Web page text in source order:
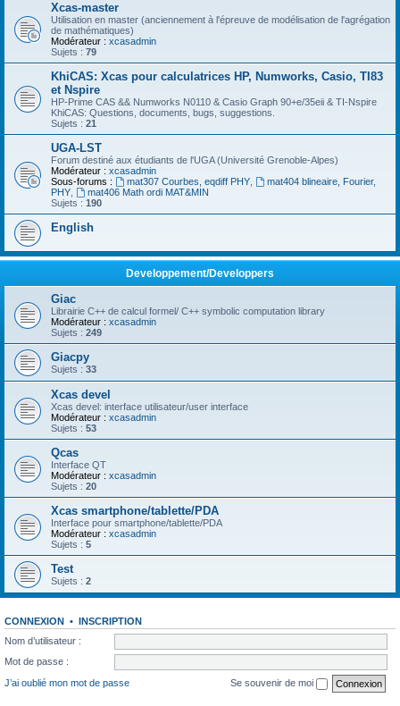
Xcas-master
Utilisation en master (anciennement à l'épreuve de modélisation de l'agrégation
de mathématiques)
Modérateur : xcasadmin
Sujets : 79
KhiCAS: Xcas pour calculatrices HP, Numworks, Casio, TI83
et Nspire
HP-Prime CAS && Numworks N0110 & Casio Graph 90+e/35eii & TI-Nspire
KhiCAS: Questions, documents, bugs, suggestions.
Sujets : 21
UGA-LST
Forum destiné aux étudiants de l'UGA (Université Grenoble-Alpes)
Modérateur : xcasadmin
Sous-forums :
mat307 Courbes, eqdiff PHY,
mat404 blineaire, Fourier,
PHY
mat406 Math ordi MAT&MIN
Sujets : 190
English
Developpement/Developpers
Giac
Librairie C++ de calcul formel/ C++ symbolic computation library
Modérateur : xcasadmin
Sujets : 249
Giacpy
Sujets : 33
Xcas devel
Xcas devel: interface utilisateur/user interface
Modérateur : xcasadmin
Sujets : 53
Qcas
Interface QT
Modérateur : xcasadmin
Sujets : 20
Xcas smartphone/tablette/PDA
Interface pour smartphone/tablette/PDA
Modérateur : xcasadmin
Sujets : 5
Test
Sujets : 2
CONNEXION • INSCRIPTION
Nom d’utilisateur :
Mot de passe :
J’ai oublié mon mot de passe
Se souvenir de moi